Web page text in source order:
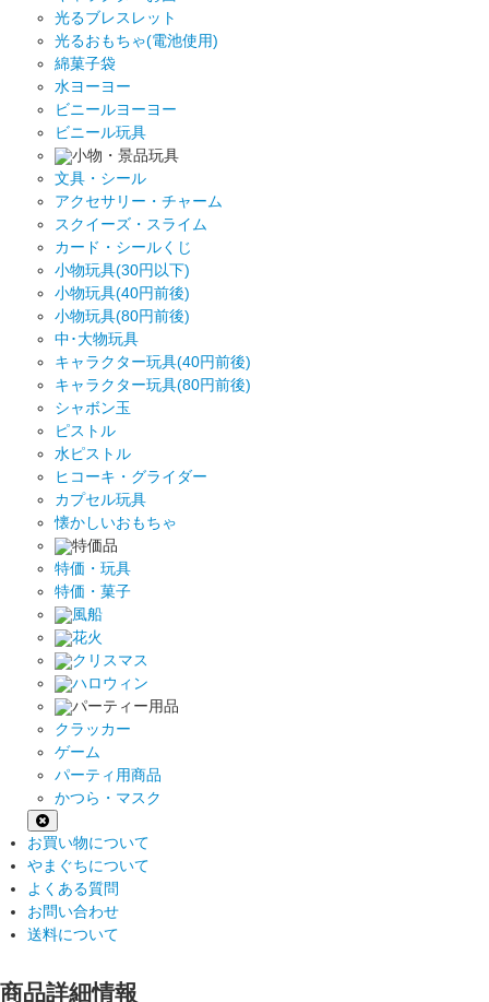
光るブレスレット
光るおもちゃ(電池使用)
綿菓子袋
水ヨーヨー
ビニールヨーヨー
ビニール玩具
小物・景品玩具
文具・シール
アクセサリー・チャーム
スクイーズ・スライム
カード・シールくじ
小物玩具(30円以下)
小物玩具(40円前後)
小物玩具(80円前後)
中･大物玩具
キャラクター玩具(40円前後)
キャラクター玩具(80円前後)
シャボン玉
ピストル
水ピストル
ヒコーキ・グライダー
カプセル玩具
懐かしいおもちゃ
特価品
特価・玩具
特価・菓子
風船
花火
クリスマス
ハロウィン
パーティー用品
クラッカー
ゲーム
パーティ用商品
かつら・マスク
お買い物について
やまぐちについて
よくある質問
お問い合わせ
送料について
商品詳細情報